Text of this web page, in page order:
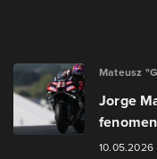
Mateusz
Jorge
10.05.2026